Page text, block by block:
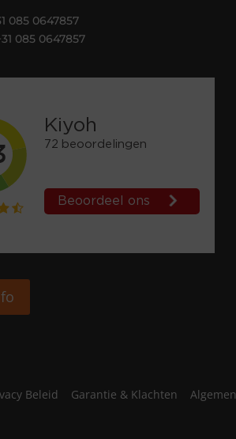
085 0647857
085 0647857
Beleid Garantie & Klachten